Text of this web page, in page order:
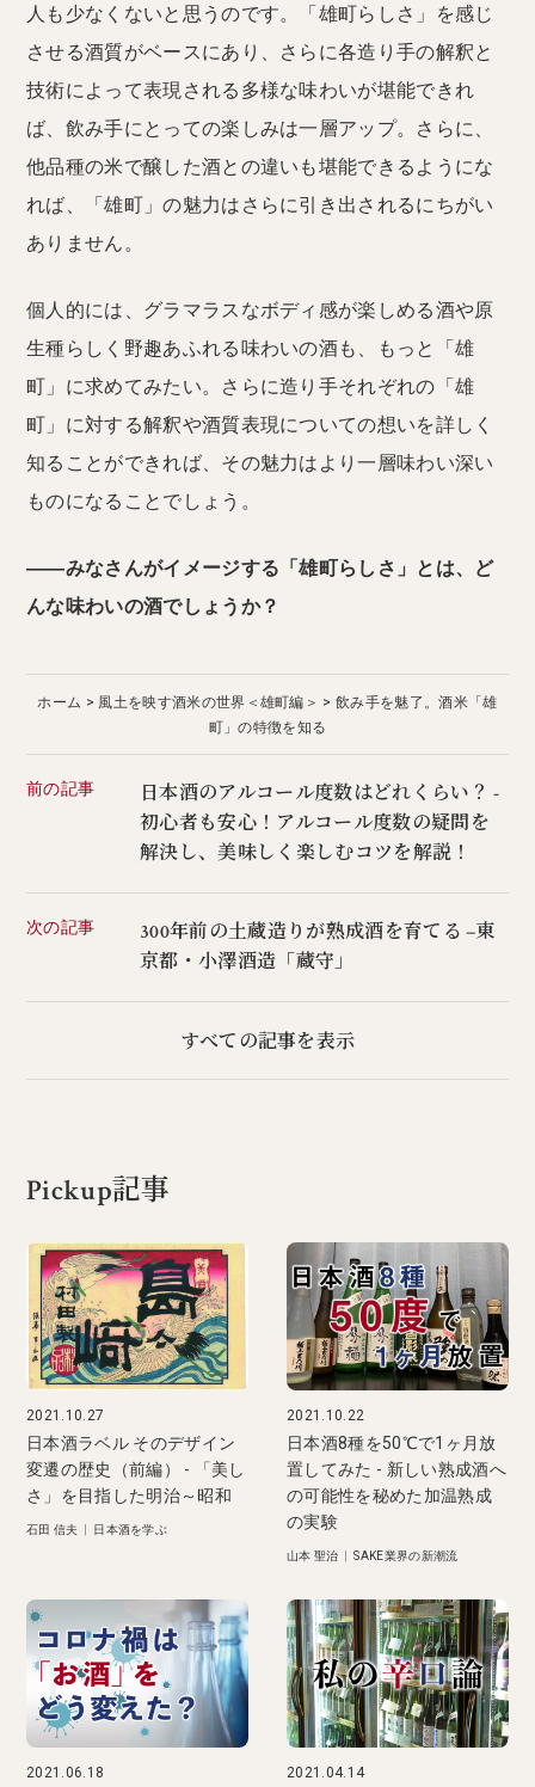
人も少なくないと思うのです。「雄町らしさ」を感じ
させる酒質がベースにあり、さらに各造り手の解釈と
技術によって表現される多様な味わいが堪能できれ
ば、飲み手にとっての楽しみは一層アップ。さらに、
他品種の米で醸した酒との違いも堪能できるようにな
れば、「雄町」の魅力はさらに引き出されるにちがい
ありません。
個人的には、グラマラスなボディ感が楽しめる酒や原
生種らしく野趣あふれる味わいの酒も、もっと「雄
町」に求めてみたい。さらに造り手それぞれの「雄
町」に対する解釈や酒質表現についての想いを詳しく
知ることができれば、その魅力はより一層味わい深い
ものになることでしょう。
――みなさんがイメージする「雄町らしさ」とは、ど
んな味わいの酒でしょうか？
ホーム 風土を映す酒米の世界＜雄町編＞
飲み手を魅了。酒米「雄
町」の特徴を知る
前の記事
日本酒のアルコール度数はどれくらい？ -
初心者も安心！アルコール度数の疑問を
解決し、美味しく楽しむコツを解説！
次の記事
300年前の土蔵造りが熟成酒を育てる −東
京都・小澤酒造「蔵守」
すべての記事を表示
Pickup記事
2021.10.27
日本酒ラベル そのデザイン
変遷の歴史（前編） - 「美し
さ」を目指した明治～昭和
石田 信夫 日本酒を学ぶ
2021.10.22
日本酒8種を50℃で1ヶ月放
置してみた - 新しい熟成酒へ
の可能性を秘めた加温熟成
の実験
山本 聖治 |SAKE業界の新潮流
2021.06.18 2021.04.14